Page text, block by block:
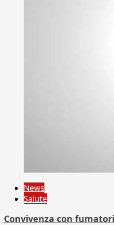
News
Salute
Convivenza con